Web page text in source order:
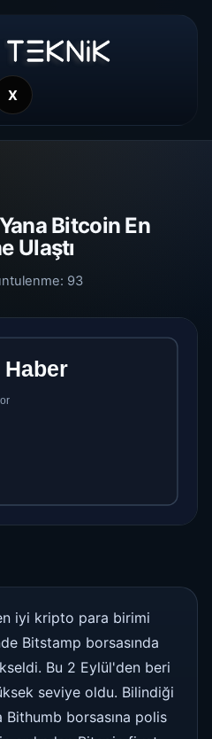
X
Bitcoin En
Ulaştı
93
iyi kripto para birimi
Bitstamp borsasında
Bu 2 Eylül'den beri
seviye oldu. Bilindiği
Bithumb borsasına polis